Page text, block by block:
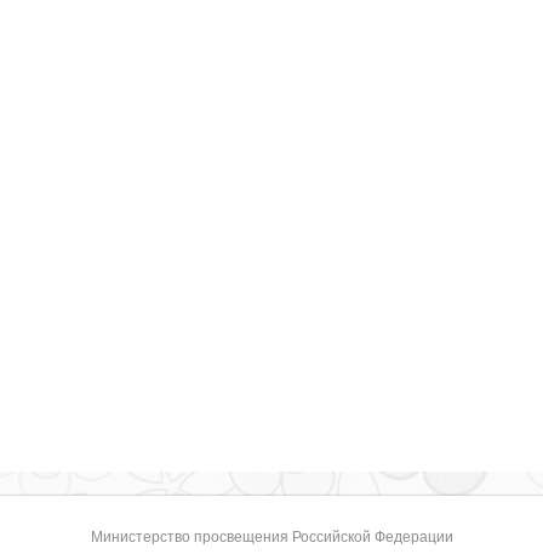
Министерство просвещения Российской Федерации